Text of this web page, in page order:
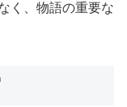
く、物語の重要な